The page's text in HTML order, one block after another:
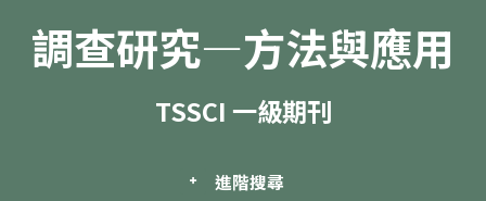
調查研究—方法與應用
TSSCI 一級期刊
進階搜尋